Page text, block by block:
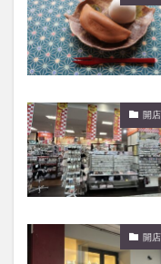
開
開